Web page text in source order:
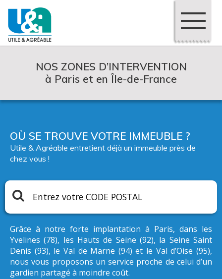
NOS ZONES D’INTERVENTION
à Paris et en Île-de-France
OÙ SE TROUVE VOTRE IMMEUBLE ?
Utile & Agréable entretient déjà un immeuble près de
chez vous !
Grâce à notre forte implantation à Paris, dans les
Yvelines (78), les Hauts de Seine (92), la Seine Saint
Denis (93), le Val de Marne (94) et le Val d’Oise (95),
nous vous proposons un service proche de celui d’un
gardien partagé à moindre coût.